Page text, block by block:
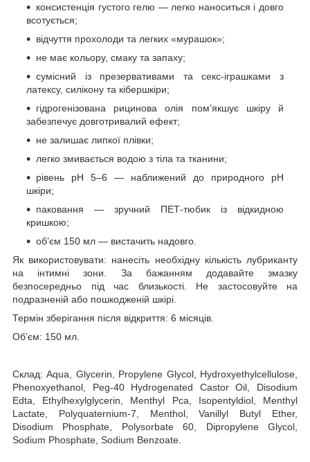
консистенція густого гелю — легко наноситься і довго
всотується;
відчуття прохолоди та легких «мурашок»;
не має кольору, смаку та запаху;
сумісний із презервативами та секс-іграшками з
латексу, силікону та кібершкіри;
гідрогенізована рицинова олія пом’якшує шкіру й
забезпечує довготривалий ефект;
не залишає липкої плівки;
легко змивається водою з тіла та тканини;
рівень pH 5–6 — наближений до природного pH
шкіри;
паковання — зручний ПЕТ-тюбик із відкидною
кришкою;
об’єм 150 мл — вистачить надовго.
Як використовувати: нанесіть необхідну кількість лубриканту
на інтимні зони. За бажанням додавайте змазку
безпосередньо під час близькості. Не застосовуйте на
подразненій або пошкодженій шкірі.
Термін зберігання після відкриття: 6 місяців.
Об’єм: 150 мл.
Склад: Aqua, Glycerin, Propylene Glycol, Hydroxyethylcellulose,
Phenoxyethanol, Peg-40 Hydrogenated Castor Oil, Disodium
Edta, Ethylhexylglycerin, Menthyl Pca, Isopentyldiol, Menthyl
Lactate, Polyquaternium-7, Menthol, Vanillyl Butyl Ether,
Disodium Phosphate, Polysorbate 60, Dipropylene Glycol,
Sodium Phosphate, Sodium Benzoate.